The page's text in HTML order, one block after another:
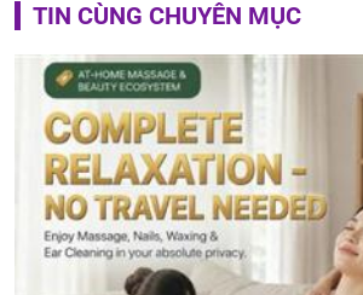
TIN CÙNG CHUYÊN MỤC